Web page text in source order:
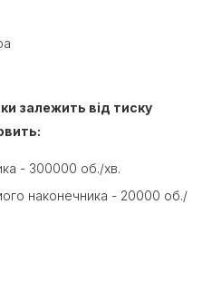
залежить від тиску
- 300000 об./хв.
наконечника - 20000 об./